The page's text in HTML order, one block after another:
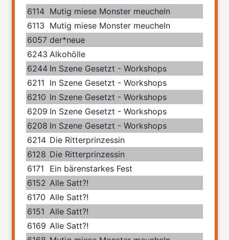
6114 Mutig miese Monster meucheln
6113 Mutig miese Monster meucheln
6057 der*neue
6243 Alkohölle
6244 In Szene Gesetzt - Workshops
6211 In Szene Gesetzt - Workshops
6210 In Szene Gesetzt - Workshops
6209 In Szene Gesetzt - Workshops
6208 In Szene Gesetzt - Workshops
6214 Die Ritterprinzessin
6128 Die Ritterprinzessin
6171
Ein bärenstarkes Fest
6152 Alle Satt?!
6170 Alle Satt?!
6151 Alle Satt?!
6169 Alle Satt?!